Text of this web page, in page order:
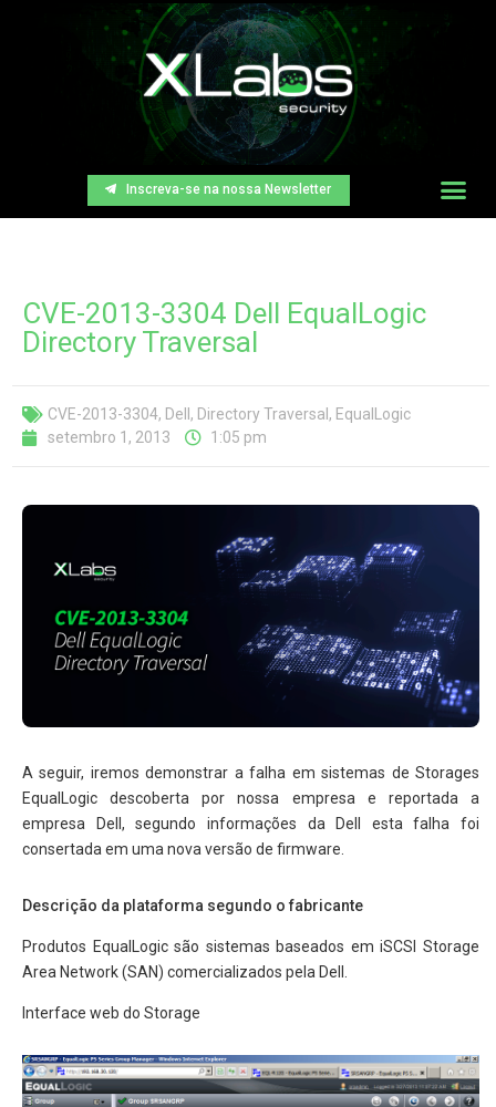
Inscreva-se na nossa Newsletter
CVE-2013-3304 Dell EqualLogic
Directory Traversal
CVE-2013-3304, Dell, Directory Traversal, EqualLogic
setembro 1, 2013
1:05 pm
A seguir, iremos demonstrar a falha em sistemas de Storages
EqualLogic descoberta por nossa empresa e reportada a
empresa Dell, segundo informações da Dell esta falha foi
consertada em uma nova versão de firmware.
Descrição da plataforma segundo o fabricante
Produtos EqualLogic são sistemas baseados em iSCSI Storage
Area Network (SAN) comercializados pela Dell.
Interface web do Storage